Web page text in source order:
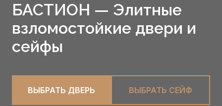
БАСТИОН — Элитные
взломостойкие двери и
сейфы
ВЫБРАТЬ ДВЕРЬ ВЫБРАТЬ CЕЙФ